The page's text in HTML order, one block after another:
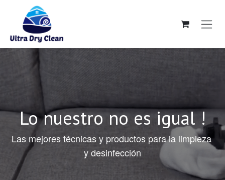
Ir al contenido
Lo nuestro no es igual !
Las mejores técnicas y productos para la limpieza
y desinfección